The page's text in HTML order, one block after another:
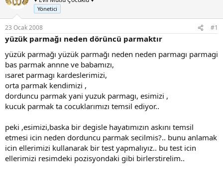
u
y
u
b
a
l
a
t
a
n
a
n
ı
ç
a
r
i
h
i
Yönetici
23 Ocak 2008 #1
yüzük parmağı neden dörüncü parmaktır
yüzük parmağı yüzük parmağı neden neden parmagı parmagi
bas parmak annne ve babamızı,
ısaret parmagı kardeslerimizi,
orta parmak kendimizi ,
dorduncu parmak yani yuzuk parmagı, esimizi ,
kucuk parmak ta cocuklarımızı temsil ediyor..
peki ,esimizi,baska bir degisle hayatımızın askını temsil
etmesi icin neden dorduncu parmak secilmis?.. bunu anlamak
icin ellerimizi kullanarak bir test yapmalıyız.. bu test icin
ellerimizi resimdeki pozisyondaki gibi birlerstirelim..